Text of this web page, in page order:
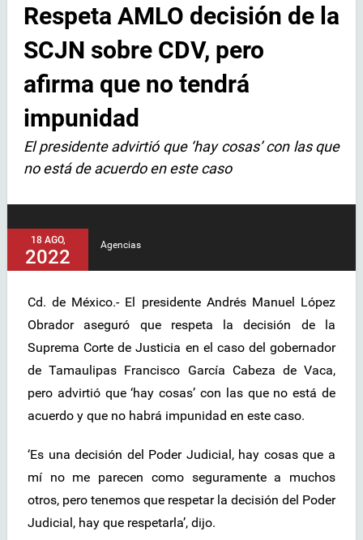
Respeta AMLO decisión de la
SCJN sobre CDV, pero
afirma que no tendrá
impunidad
El presidente advirtió que ‘hay cosas’ con las que
no está de acuerdo en este caso
18 AGO,
2022
Agencias
Cd. de México.- El presidente Andrés Manuel López
Obrador aseguró que respeta la decisión de la
Suprema Corte de Justicia en el caso del gobernador
de Tamaulipas Francisco García Cabeza de Vaca,
pero advirtió que ‘hay cosas’ con las que no está de
acuerdo y que no habrá impunidad en este caso.
‘Es una decisión del Poder Judicial, hay cosas que a
mí no me parecen como seguramente a muchos
otros, pero tenemos que respetar la decisión del Poder
Judicial, hay que respetarla’, dijo.